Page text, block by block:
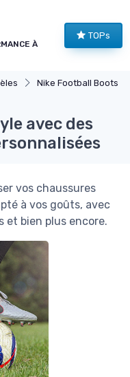
À
TOPs
Nike Football Boots
avec des
vos chaussures
à vos goûts, avec
et bien plus encore.